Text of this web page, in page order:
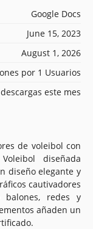
Google Docs
June 15, 2023
August 1, 2026
por 1 Usuarios
este mes
de voleibol con
diseñada
diseño elegante y
cautivadores
balones, redes y
añaden un